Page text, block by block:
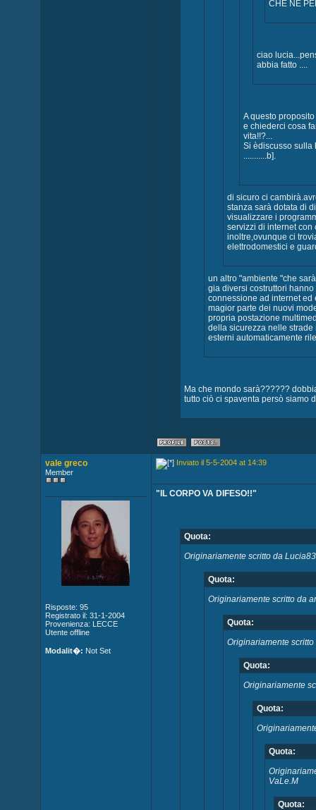
CHE NE
ciao
abbia fatto ....
A questo
e chiederci cosa
vita!!?...
Si èdiscusso sulla
...........b].
di sicuro ci
stanza sarà dotata di
visualizzare i
servizzi di internet
inoltre,ovunque ci
elettrodomestici e
un altro "ambiente "che
gia diversi costruttori
connessione ad internet ed
magior parte dei nuovi
propria postazione
della sicurezza nelle
esterni automaticamente
Ma che mondo sarà??????
tutto ciò ci spaventa persò siamo
vale greco
Member
Risposte: 95
Registrato il: 31-1-2004
Provenienza: LECCE
Utente offline
Modalit�: Not Set
Inviato il 5-5-2004 at 14:39
"IL CORPO VA DIFESO!!"
Quota:
Originariamente scritto da Lucia83
Quota:
Originariamente scritto da
Quota:
Originariamente
Quota:
Originariamente
Quota:
Quota:
VaLe.M
Quota: